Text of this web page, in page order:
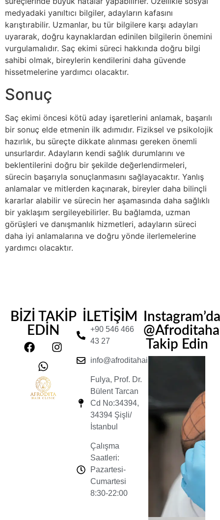
medyadaki yanıltıcı bilgiler, adayların kafasını
karıştırabilir. Uzmanlar, bu tür bilgilere karşı adayları
uyararak, doğru kaynaklardan edinilen bilgilerin önemini
vurgulamalıdır. Saç ekimi süreci hakkında doğru bilgi
sahibi olmak, bireylerin kendilerini daha güvende
hissetmelerine yardımcı olacaktır.
Sonuç
Saç ekimi öncesi kötü aday işaretlerini anlamak, başarılı
bir sonuç elde etmenin ilk adımıdır. Fiziksel ve psikolojik
hazırlık, bu süreçte dikkate alınması gereken önemli
unsurlardır. Adayların kendi sağlık durumlarını ve
beklentilerini doğru bir şekilde değerlendirmeleri,
sürecin başarıyla sonuçlanmasını sağlayacaktır. Yanlış
anlamalar ve mitlerden kaçınarak, bireyler daha bilinçli
kararlar alabilir ve sürecin her aşamasında daha sağlıklı
bir yaklaşım sergileyebilirler. Bu bağlamda, uzman
görüşleri ve danışmanlık hizmetleri, adayların süreci
daha iyi anlamalarına ve doğru yönde ilerlemelerine
yardımcı olacaktır.
BİZİ TAKİP
EDİN
İLETİŞİM
+90 546 466
43 27
info@afroditahairclinic.com
Fulya, Prof. Dr.
Bülent Tarcan
Cd No:34394,
34394 Şişli/
İstanbul
Çalışma
Saatleri:
Pazartesi-
Cumartesi
8:30-22:00
Instagram’da
Takip Edin